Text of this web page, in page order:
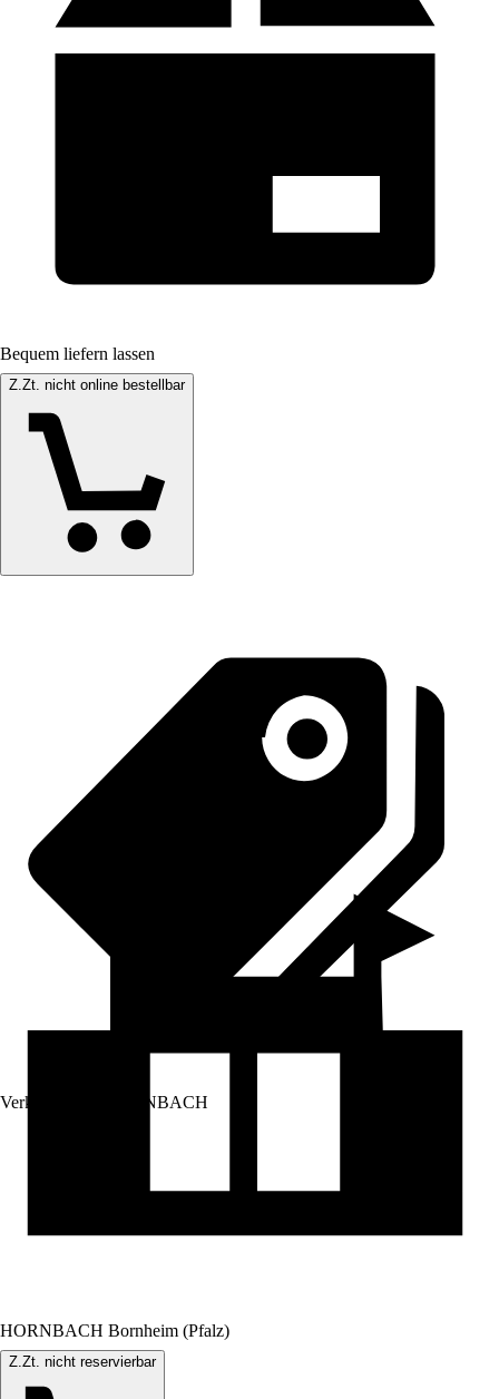
Bequem liefern lassen
Z.Zt. nicht online bestellbar
Verkauf durch: HORNBACH
HORNBACH Bornheim (Pfalz)
Z.Zt. nicht reservierbar